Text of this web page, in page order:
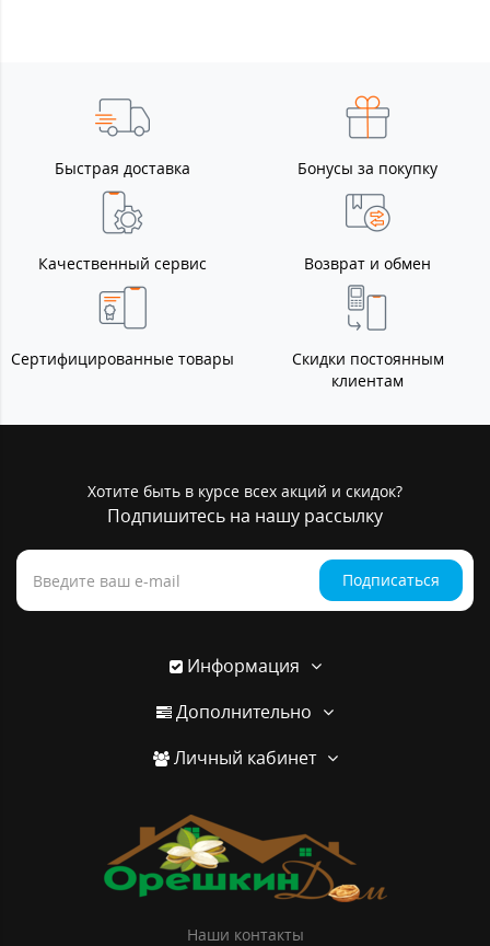
Быстрая доставка Бонусы за покупку
Качественный сервис Возврат и обмен
Сертифицированные товары
Скидки постоянным
клиентам
Хотите быть в курсе всех акций и скидок?
Подпишитесь на нашу рассылку
Подписаться
Информация
Дополнительно
Личный кабинет
Наши контакты